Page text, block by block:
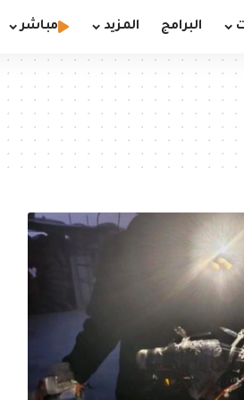
البرامج المزيد مباشر